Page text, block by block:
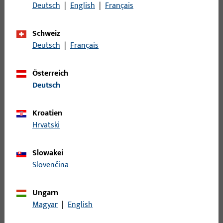
Verpackungseinheit
Bitte melden Sie sich mit Ihren Kundendaten an um eine
Preisinformation zu erhalten oder Artikel zu bestellen
Deutsch | English | Français
Schweiz
Deutsch | Français
Österreich
Deutsch
Kroatien
Hrvatski
Slowakei
Slovenčina
Ungarn
Magyar | English